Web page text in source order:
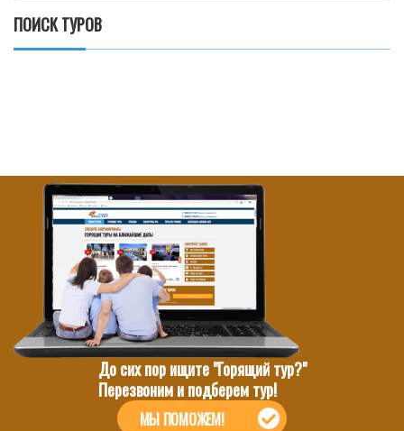
ПОИСК ТУРОВ
До сих пор ищите "Горящий тур?"
Перезвоним и подберем тур!
МЫ ПОМОЖЕМ!